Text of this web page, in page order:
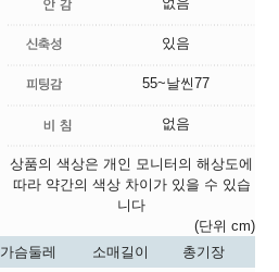
있음
55~날씬77
없음
상품의 색상은 개인 모니터의 해상도에
따라 약간의 색상 차이가 있을 수 있습
니다
(단위 cm)
가슴둘레 소매길이
총기장